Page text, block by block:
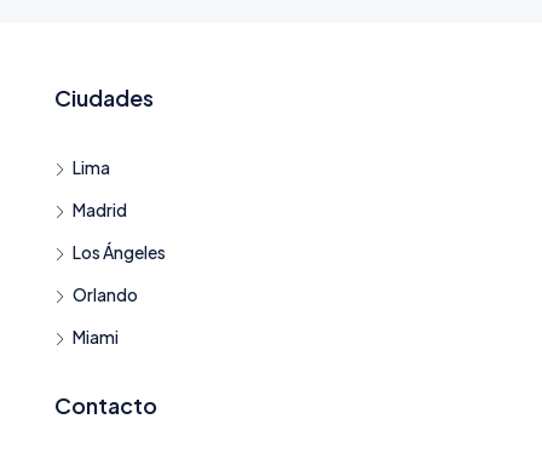
Ciudades
Lima
Madrid
Los Ángeles
Orlando
Miami
Contacto